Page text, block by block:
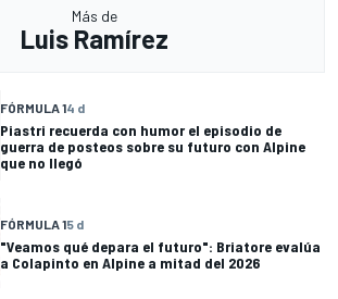
Más de
Luis Ramírez
FÓRMULA 14 d
Piastri recuerda con humor el episodio de
guerra de posteos sobre su futuro con Alpine
que no llegó
FÓRMULA 15 d
"Veamos qué depara el futuro": Briatore evalúa
a Colapinto en Alpine a mitad del 2026